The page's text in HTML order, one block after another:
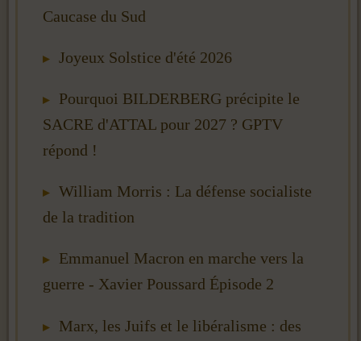
Caucase du Sud
Joyeux Solstice d'été 2026
Pourquoi BILDERBERG précipite le
SACRE d'ATTAL pour 2027 ? GPTV
répond !
William Morris : La défense socialiste
de la tradition
Emmanuel Macron en marche vers la
guerre - Xavier Poussard Épisode 2
Marx, les Juifs et le libéralisme : des